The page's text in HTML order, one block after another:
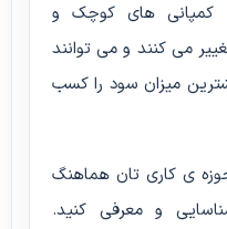
کمپانی های کوچک و
می کنند و می توانند
میزان سود را کسب
ی کاری تان هماهنگ
و معرفی کنید.